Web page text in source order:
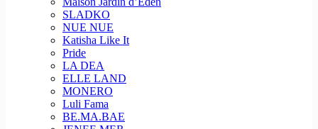
SLADKO
NUE NUE
Katisha Like It
Pride
LA DEA
ELLE LAND
MONERO
Luli Fama
BE.MA.BAE